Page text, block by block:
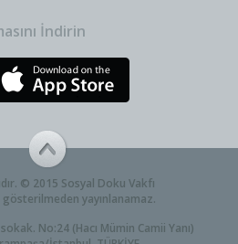
İndirin
© 2015 Sosyal Doku Vakfı
gösterilmeden yayınlanamaz.
No:24 (Hacı Mümin Camii Yanı)